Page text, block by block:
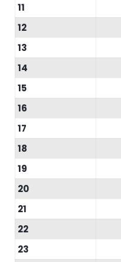
11
12
13
14
15
16
17
18
19
20
21
22
23